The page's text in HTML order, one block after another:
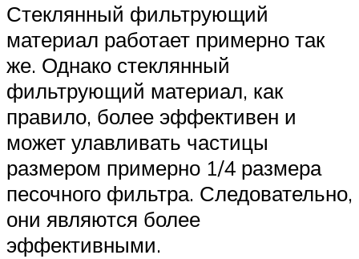
Стеклянный фильтрующий
материал работает примерно так
же. Однако стеклянный
фильтрующий материал, как
правило, более эффективен и
может улавливать частицы
размером примерно 1/4 размера
песочного фильтра. Следовательно,
они являются более
эффективными.